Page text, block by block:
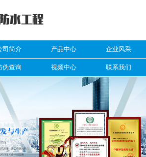
司简介 产品中心 企业风采
伪查询 视频中心 联系我们
搜索